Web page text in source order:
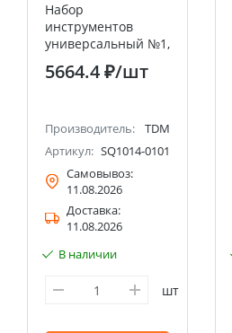
Набор
инструментов
универсальный №1,
21 позиция, CR-V
сталь "Алмаз" TDM
5664.4 ₽/шт
Производитель:
TDM
Артикул: SQ1014-0101
Самовывоз:
11.08.2026
Доставка:
11.08.2026
В наличии
шт